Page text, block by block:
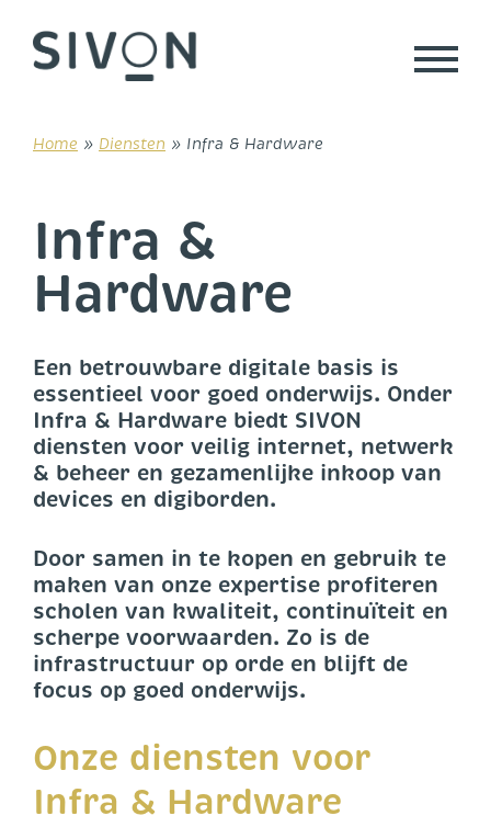
content
Home » Diensten » Infra & Hardware
Infra &
Hardware
Een betrouwbare digitale basis is
essentieel voor goed onderwijs. Onder
Infra & Hardware biedt SIVON
diensten voor veilig internet, netwerk
& beheer en gezamenlijke inkoop van
devices en digiborden.
Door samen in te kopen en gebruik te
maken van onze expertise profiteren
scholen van kwaliteit, continuïteit en
scherpe voorwaarden. Zo is de
infrastructuur op orde en blijft de
focus op goed onderwijs.
Onze diensten voor
Infra & Hardware